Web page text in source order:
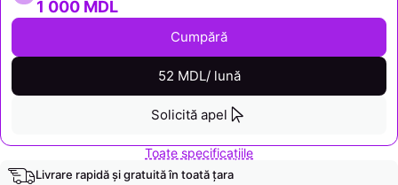
1 000 MDL
Cumpără
52 MDL/ lună
Solicită apel
Toate specificațiile
Livrare rapidă și gratuită în toată țara